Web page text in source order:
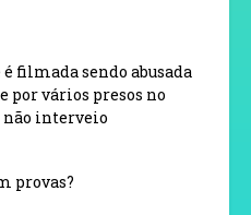
filmada sendo abusada
por vários presos no
não interveio
provas?